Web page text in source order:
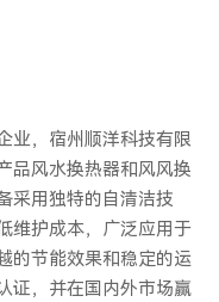
业，宿州顺洋科技有限
品风水换热器和风风换
采用独特的自清洁技
维护成本，广泛应用于
的节能效果和稳定的运
证，并在国内外市场赢